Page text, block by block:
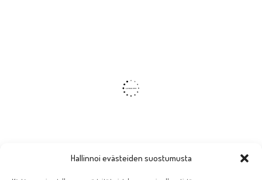
Hallinnoi evästeiden suostumusta